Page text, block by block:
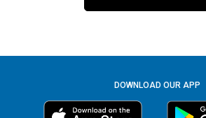
DOWNLOAD OUR APP